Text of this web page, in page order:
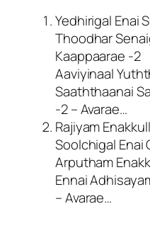
Yedhirigal Enai
Thoodhar
Kaappaarae -2
Aaviyinaal
Saaththaanai
-2 – Avarae…
Rajiyam
Soolchigal Enai
Arputham
Ennai
– Avarae…